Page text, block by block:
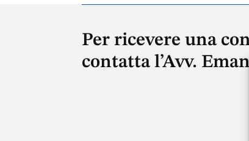
Per ricevere una
contatta l’Avv.